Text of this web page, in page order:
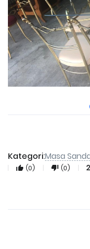
Kategori:Masa
(0) (0)